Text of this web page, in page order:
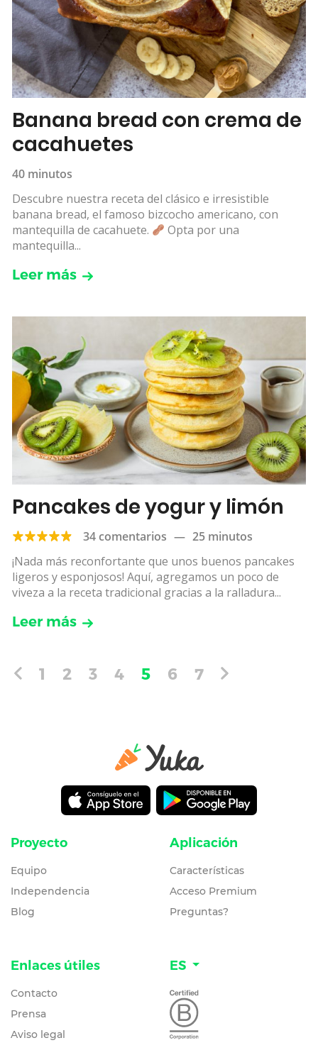
Banana bread con crema de
cacahuetes
40 minutos
Descubre nuestra receta del clásico e irresistible
banana bread, el famoso bizcocho americano, con
mantequilla de cacahuete.
Opta por una
mantequilla...
Leer más
Pancakes de yogur y limón
34 comentarios — 25 minutos
¡Nada más reconfortante que unos buenos pancakes
ligeros y esponjosos! Aquí, agregamos un poco de
viveza a la receta tradicional gracias a la ralladura...
Leer más
1 2 3 4 5 6 7
Proyecto
Equipo
Independencia
Blog
Aplicación
Características
Acceso Premium
Preguntas?
Enlaces útiles
Contacto
Prensa
Aviso legal
ES